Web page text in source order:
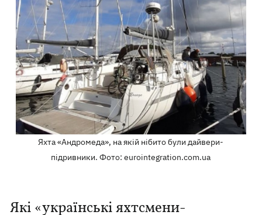
Яхта «Андромеда», на якій нібито були дайвери-
підривники. Фото: eurointegration.com.ua
Які «українські яхтсмени-